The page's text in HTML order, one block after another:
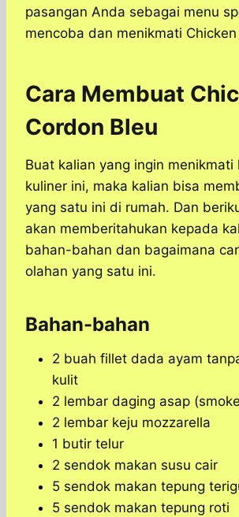
pasangan Anda sebagai menu
mencoba dan menikmati
Cara Membuat
Cordon Bleu
Buat kalian yang ingin menikmati
kuliner ini, maka kalian bisa
yang satu ini di rumah. Dan
akan memberitahukan kepada
bahan-bahan dan bagaimana
olahan yang satu ini.
Bahan-bahan
2 buah fillet dada ayam
kulit
2 lembar daging asap
2 lembar keju mozzarella
1 butir telur
2 sendok makan susu cair
5 sendok makan tepung
5 sendok makan tepung roti